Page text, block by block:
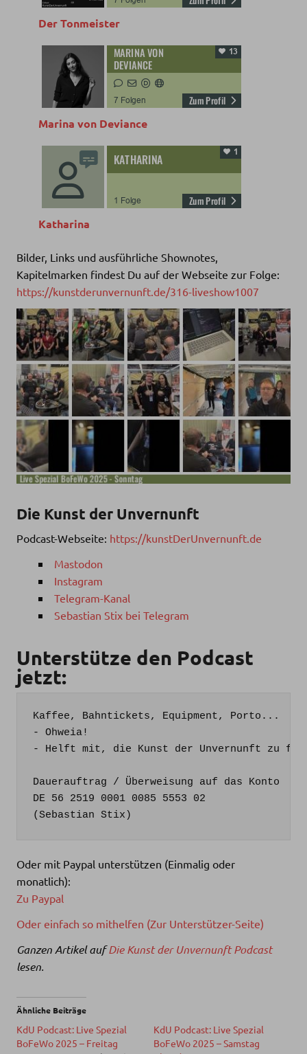
Der Tonmeister
Marina von Deviance
Katharina
Bilder, Links und ausführliche Shownotes,
Kapitelmarken findest Du auf der Webseite zur Folge:
https://kunstderunvernunft.de/316-liveshow1007
Die Kunst der Unvernunft
Podcast-Webseite: https://kunstDerUnvernunft.de
Mastodon
Instagram
Telegram-Kanal
Sebastian Stix bei Telegram
Unterstütze den Podcast
jetzt:
Kaffee, Bahntickets, Equipment, Porto...
- Ohweia!
- Helft mit, die Kunst der Unvernunft zu
Dauerauftrag / Überweisung auf das Konto
DE 56 2519 0001 0085 5553 02
(Sebastian Stix)
Oder mit Paypal unterstützen (Einmalig oder
monatlich):
Zu Paypal
Oder einfach so mithelfen (Zur Unterstützer-Seite)
Ganzen Artikel aufDie Kunst der Unvernunft Podcast
lesen.
Ähnliche Beiträge
KdU Podcast: Live Spezial
BoFeWo 2025 – Freitag
KdU Podcast: Live Spezial
BoFeWo 2025 – Samstag